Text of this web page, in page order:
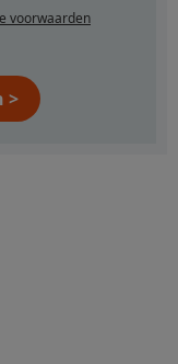
voorwaarden
>